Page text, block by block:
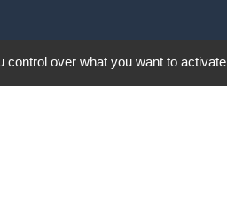
over what you want to activate